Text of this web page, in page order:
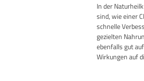
In der
sind, wie einer
schnelle
gezielten
ebenfalls gut
Wirkungen auf